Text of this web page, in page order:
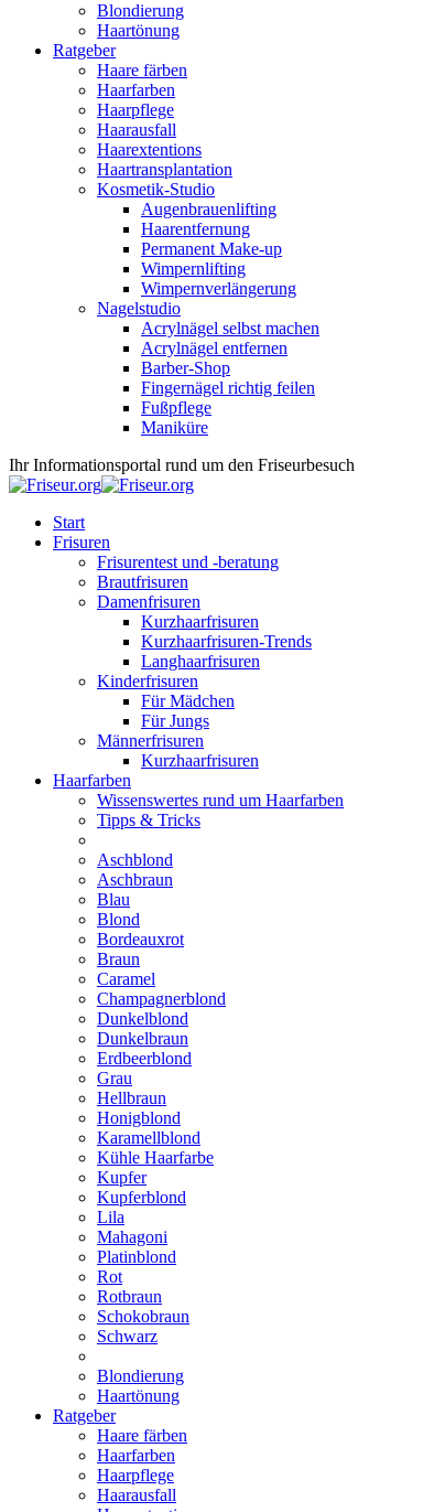
Blondierung
Haartönung
Ratgeber
Haare färben
Haarfarben
Haarpflege
Haarausfall
Haarextentions
Haartransplantation
Kosmetik-Studio
Augenbrauenlifting
Haarentfernung
Permanent Make-up
Wimpernlifting
Wimpernverlängerung
Nagelstudio
Acrylnägel selbst machen
Acrylnägel entfernen
Barber-Shop
Fingernägel richtig feilen
Fußpflege
Maniküre
Ihr Informationsportal rund um den Friseurbesuch
Start
Frisuren
Frisurentest und -beratung
Brautfrisuren
Damenfrisuren
Kurzhaarfrisuren
Kurzhaarfrisuren-Trends
Langhaarfrisuren
Kinderfrisuren
Für Mädchen
Für Jungs
Männerfrisuren
Kurzhaarfrisuren
Haarfarben
Wissenswertes rund um Haarfarben
Tipps & Tricks
Aschblond
Aschbraun
Blau
Blond
Bordeauxrot
Braun
Caramel
Champagnerblond
Dunkelblond
Dunkelbraun
Erdbeerblond
Grau
Hellbraun
Honigblond
Karamellblond
Kühle Haarfarbe
Kupfer
Kupferblond
Lila
Mahagoni
Platinblond
Rot
Rotbraun
Schokobraun
Schwarz
Blondierung
Haartönung
Ratgeber
Haare färben
Haarfarben
Haarpflege
Haarausfall